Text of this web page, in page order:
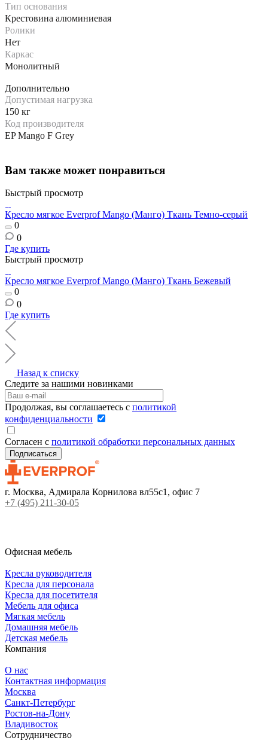
Тип основания
Крестовина алюминиевая
Ролики
Нет
Каркас
Монолитный
Дополнительно
Допустимая нагрузка
150 кг
Код производителя
EP Mango F Grey
Вам также может понравиться
Быстрый просмотр
Кресло мягкое Everprof Mango (Манго) Ткань Темно-серый
0
0
Где купить
Быстрый просмотр
Кресло мягкое Everprof Mango (Манго) Ткань Бежевый
0
0
Где купить
Назад к списку
Следите за нашими новинками
Продолжая, вы соглашаетесь с политикой
конфиденциальности
Согласен с политикой обработки персональных данных
г. Москва, Адмирала Корнилова вл55с1, офис 7
+7 (495) 211-30-05
Офисная мебель
Кресла руководителя
Кресла для персонала
Кресла для посетителя
Мебель для офиса
Мягкая мебель
Домашняя мебель
Детская мебель
Компания
О нас
Контактная информация
Москва
Санкт-Петербург
Ростов-на-Дону
Владивосток
Сотрудничество